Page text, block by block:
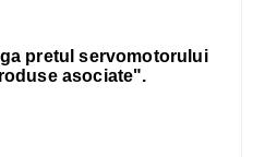
pretul servomotorului
asociate".